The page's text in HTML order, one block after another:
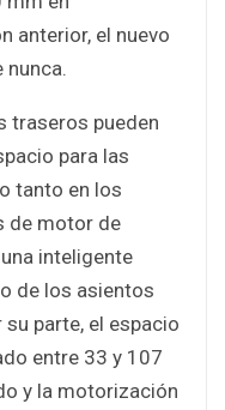
anterior, el nuevo
traseros pueden
para las
tanto en los
de motor de
inteligente
de los asientos
parte, el espacio
entre 33 y 107
y la motorización